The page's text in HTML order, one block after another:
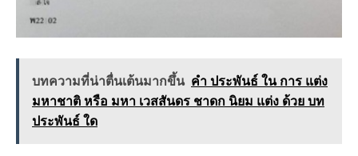
บทความที่น่าตื่นเต้นมากขึ้น คำ ประพันธ์ ใน การ แต่ง
มหาชาติ หรือ มหา เวสสันดร ชาดก นิยม แต่ง ด้วย บท
ประพันธ์ ใด